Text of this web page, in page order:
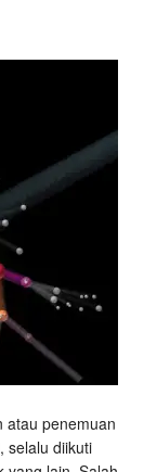
atau penemuan
selalu diikuti